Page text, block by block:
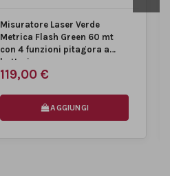
Misuratore Laser Verde
Metrica Flash Green 60 mt
con 4 funzioni pitagora a
batteria
119,00 €
AGGIUNGI